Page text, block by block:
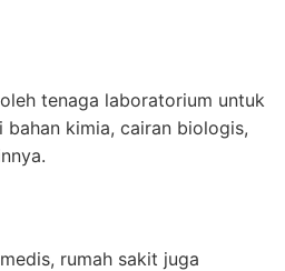
tenaga laboratorium untuk
bahan kimia, cairan biologis,
rumah sakit juga